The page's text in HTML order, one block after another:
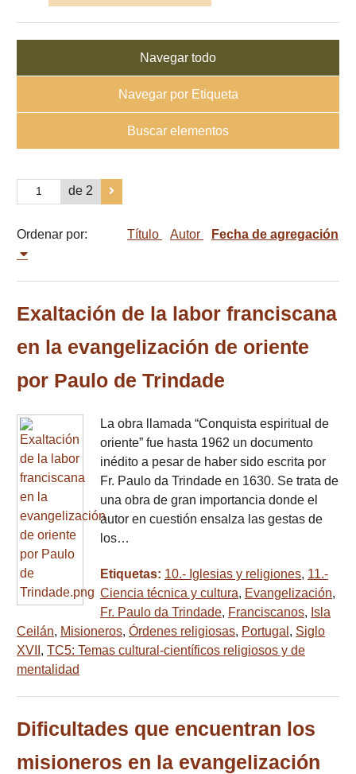
Navegar todo
Navegar por Etiqueta
Buscar elementos
de 2
Ordenar por: Título Autor Fecha de agregación
Exaltación de la labor franciscana
en la evangelización de oriente
por Paulo de Trindade
La obra llamada “Conquista espiritual de
oriente” fue hasta 1962 un documento
inédito a pesar de haber sido escrita por
Fr. Paulo da Trindade en 1630. Se trata de
una obra de gran importancia donde el
autor en cuestión ensalza las gestas de
los…
Etiquetas: 10.- Iglesias y religiones, 11.-
Ciencia técnica y cultura, Evangelización,
Fr. Paulo da Trindade, Franciscanos, Isla
Ceilán, Misioneros, Órdenes religiosas, Portugal , Siglo
XVII , TC5: Temas cultural-científicos religiosos y de
mentalidad
Dificultades que encuentran los
misioneros en la evangelización